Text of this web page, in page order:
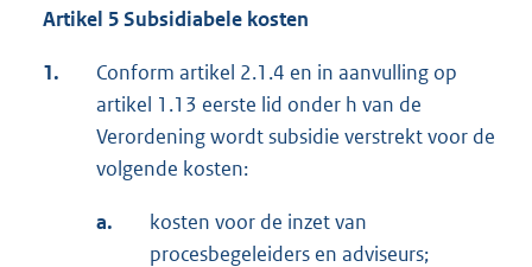
Artikel 5 Subsidiabele kosten
1.
Conform artikel 2.1.4 en in aanvulling op
artikel 1.13 eerste lid onder h van de
Verordening wordt subsidie verstrekt voor de
volgende kosten:
a.
kosten voor de inzet van
procesbegeleiders en adviseurs;